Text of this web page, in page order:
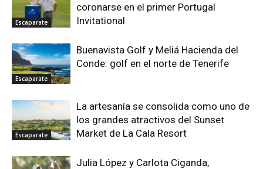
Escaparate
coronarse en el primer Portugal
Invitational
Escaparate
Buenavista Golf y Meliá Hacienda del
Conde: golf en el norte de Tenerife
Escaparate
La artesanía se consolida como uno de
los grandes atractivos del Sunset
Market de La Cala Resort
Julia López y Carlota Ciganda,